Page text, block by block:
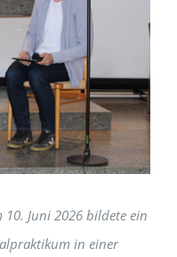
10. Juni 2026 bildete ein
in einer